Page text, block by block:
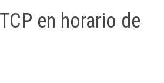
en horario de